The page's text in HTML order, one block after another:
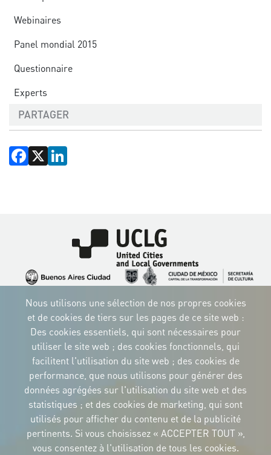
Webinaires
Panel mondial 2015
Questionnaire
Experts
PARTAGER
Facebook
X
Image
Image
ImageImageImage
IDENTITÉ CORPORTATIVE
Téléchargez
les logos et le
manuel
CONTACT
Carrer Avinyó, 15
08002 Barcelona
culture@uclg.org
Nous utilisons une sélection de nos propres cookies
et de cookies de tiers sur les pages de ce site web :
Des cookies essentiels, qui sont nécessaires pour
utiliser le site web ; des cookies fonctionnels, qui
facilitent l'utilisation du site web ; des cookies de
performance, que nous utilisons pour générer des
données agrégées sur l'utilisation du site web et des
statistiques ; et des cookies de marketing, qui sont
utilisés pour afficher du contenu et de la publicité
pertinents. Si vous choisissez « ACCEPTER TOUT »,
vous consentez à l'utilisation de tous les cookies.